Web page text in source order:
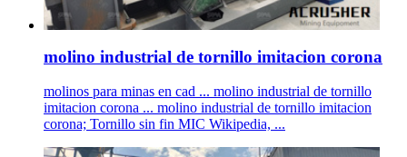
molino industrial de tornillo imitacion corona
molinos para minas en cad ... molino industrial de tornillo
imitacion corona ... molino industrial de tornillo imitacion
corona; Tornillo sin fin MIC Wikipedia, ...